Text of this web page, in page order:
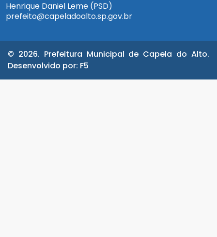
Henrique Daniel Leme (PSD)
prefeito@capeladoalto.sp.gov.br
© 2026. Prefeitura Municipal de Capela do Alto.
Desenvolvido por: F5